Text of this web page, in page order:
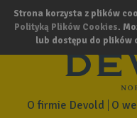
Strona korzysta z plików
Polityką Plików Cookies.
lub dostępu do plików
O firmie Devold O